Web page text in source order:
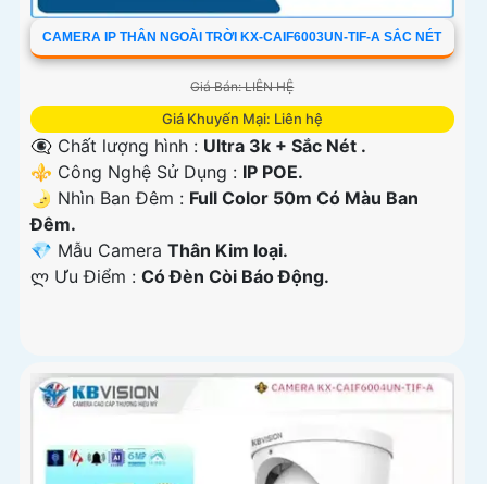
CAMERA IP THÂN NGOÀI TRỜI KX-CAIF6003UN-TIF-A SẮC NÉT
Giá Bán: LIÊN HỆ
Giá Khuyến Mại: Liên hệ
👁️‍🗨 Chất lượng hình : Ultra 3k + Sắc Nét .
⚜️ Công Nghệ Sử Dụng : IP POE.
🌛 Nhìn Ban Đêm : Full Color 50m Có Màu Ban
Ðêm.
💎 Mẫu Camera Thân Kim loại.
️ლ Ưu Điểm : Có Ðèn Còi Báo Động.